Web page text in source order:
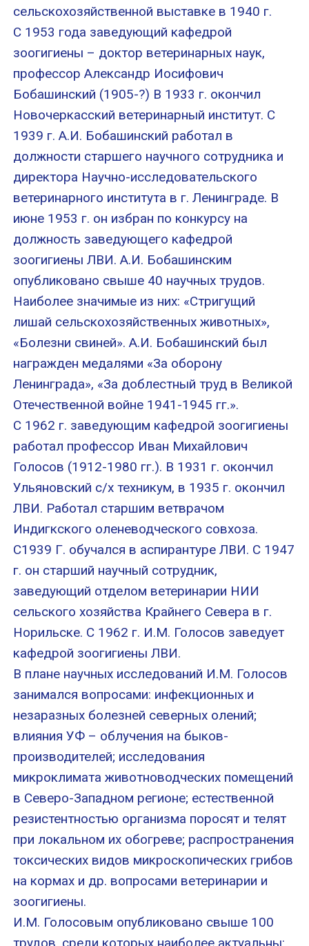
сельскохозяйственной выставке в 1940 г.
С 1953 года заведующий кафедрой
зоогигиены – доктор ветеринарных наук,
профессор Александр Иосифович
Бобашинский (1905-?) В 1933 г. окончил
Новочеркасский ветеринарный институт. С
1939 г. А.И. Бобашинский работал в
должности старшего научного сотрудника и
директора Научно-исследовательского
ветеринарного института в г. Ленинграде. В
июне 1953 г. он избран по конкурсу на
должность заведующего кафедрой
зоогигиены ЛВИ. А.И. Бобашинским
опубликовано свыше 40 научных трудов.
Наиболее значимые из них: «Стригущий
лишай сельскохозяйственных животных»,
«Болезни свиней». А.И. Бобашинский был
награжден медалями «За оборону
Ленинграда», «За доблестный труд в Великой
Отечественной войне 1941-1945 гг.».
С 1962 г. заведующим кафедрой зоогигиены
работал профессор Иван Михайлович
Голосов (1912-1980 гг.). В 1931 г. окончил
Ульяновский с/х техникум, в 1935 г. окончил
ЛВИ. Работал старшим ветврачом
Индигкского оленеводческого совхоза.
С1939 Г. обучался в аспирантуре ЛВИ. С 1947
г. он старший научный сотрудник,
заведующий отделом ветеринарии НИИ
сельского хозяйства Крайнего Севера в г.
Норильске. С 1962 г. И.М. Голосов заведует
кафедрой зоогигиены ЛВИ.
В плане научных исследований И.М. Голосов
занимался вопросами: инфекционных и
незаразных болезней северных олений;
влияния УФ – облучения на быков-
производителей; исследования
микроклимата животноводческих помещений
в Северо-Западном регионе; естественной
резистентностью организма поросят и телят
при локальном их обогреве; распространения
токсических видов микроскопических грибов
на кормах и др. вопросами ветеринарии и
зоогигиены.
И.М. Голосовым опубликовано свыше 100